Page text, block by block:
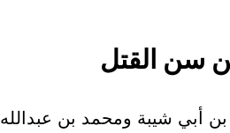
بن أبي شيبة ومحمد بن